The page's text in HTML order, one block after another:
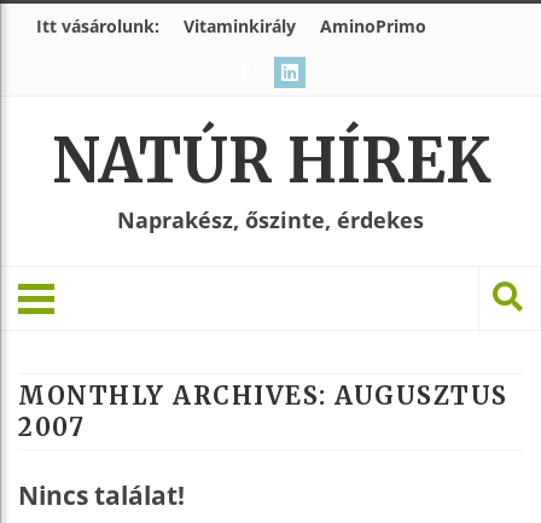
Itt vásárolunk: Vitaminkirály AminoPrimo
NATÚR HÍREK
Naprakész, őszinte, érdekes
MONTHLY ARCHIVES: AUGUSZTUS
2007
Nincs találat!